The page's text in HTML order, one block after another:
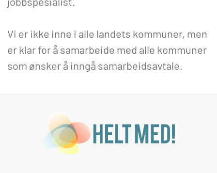
Vi er ikke inne i alle landets kommuner, men
er klar for å samarbeide med alle kommuner
som ønsker å inngå samarbeidsavtale.